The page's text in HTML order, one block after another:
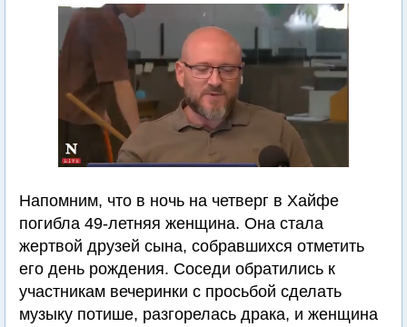
Напомним, что в ночь на четверг в Хайфе
погибла 49-летняя женщина. Она стала
жертвой друзей сына, собравшихся отметить
его день рождения. Соседи обратились к
участникам вечеринки с просьбой сделать
музыку потише, разгорелась драка, и женщина